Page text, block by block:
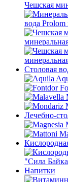
Чешская
вода
Столовая
Лечебно-
"Сила
Напитки